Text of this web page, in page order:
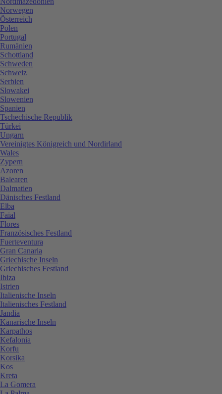
Norwegen
Österreich
Polen
Portugal
Rumänien
Schottland
Schweden
Schweiz
Serbien
Slowakei
Slowenien
Spanien
Tschechische Republik
Türkei
Ungarn
Vereinigtes Königreich und Nordirland
Wales
Zypern
Azoren
Balearen
Dalmatien
Dänisches Festland
Elba
Faial
Flores
Französisches Festland
Fuerteventura
Gran Canaria
Griechische Inseln
Griechisches Festland
Ibiza
Istrien
Italienische Inseln
Italienisches Festland
Jandia
Kanarische Inseln
Karpathos
Kefalonia
Korfu
Korsika
Kos
Kreta
La Gomera